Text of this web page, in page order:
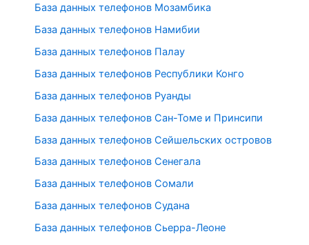
База данных телефонов Мозамбика
База данных телефонов Намибии
База данных телефонов Палау
База данных телефонов Республики Конго
База данных телефонов Руанды
База данных телефонов Сан-Томе и Принсипи
База данных телефонов Сейшельских островов
База данных телефонов Сенегала
База данных телефонов Сомали
База данных телефонов Судана
База данных телефонов Сьерра-Леоне